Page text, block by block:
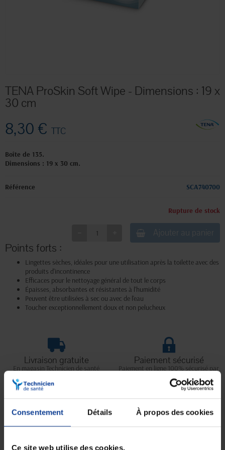
Consentement Détails À propos des cookies
Ce site web utilise des cookies.
TENA ProSkin Soft Wipe - Dimensions : 19 x
30 cm
8,30 € TTC
Boîte de 135.
Dimensions : 19 x 30 cm.
Référence SCA740700
Rupture de stock
Ajouter au panier
Points forts :
Lingettes sèches, idéales pour une utilisation après la toilette avec des
produits d'incontinence
Efficaces pour le nettoyage général de tout le corps
Épaisses, absorbantes et résistantes à l'humidité
Peuvent être utilisées à sec ou avec de l'eau
Toucher exceptionnellement doux et non pelucheux
Livraison gratuite
En magasin Technicien de santé
d'achats
Paiement sécurisé
Paiement en ligne 100% sécurisé par
Expédition Service client